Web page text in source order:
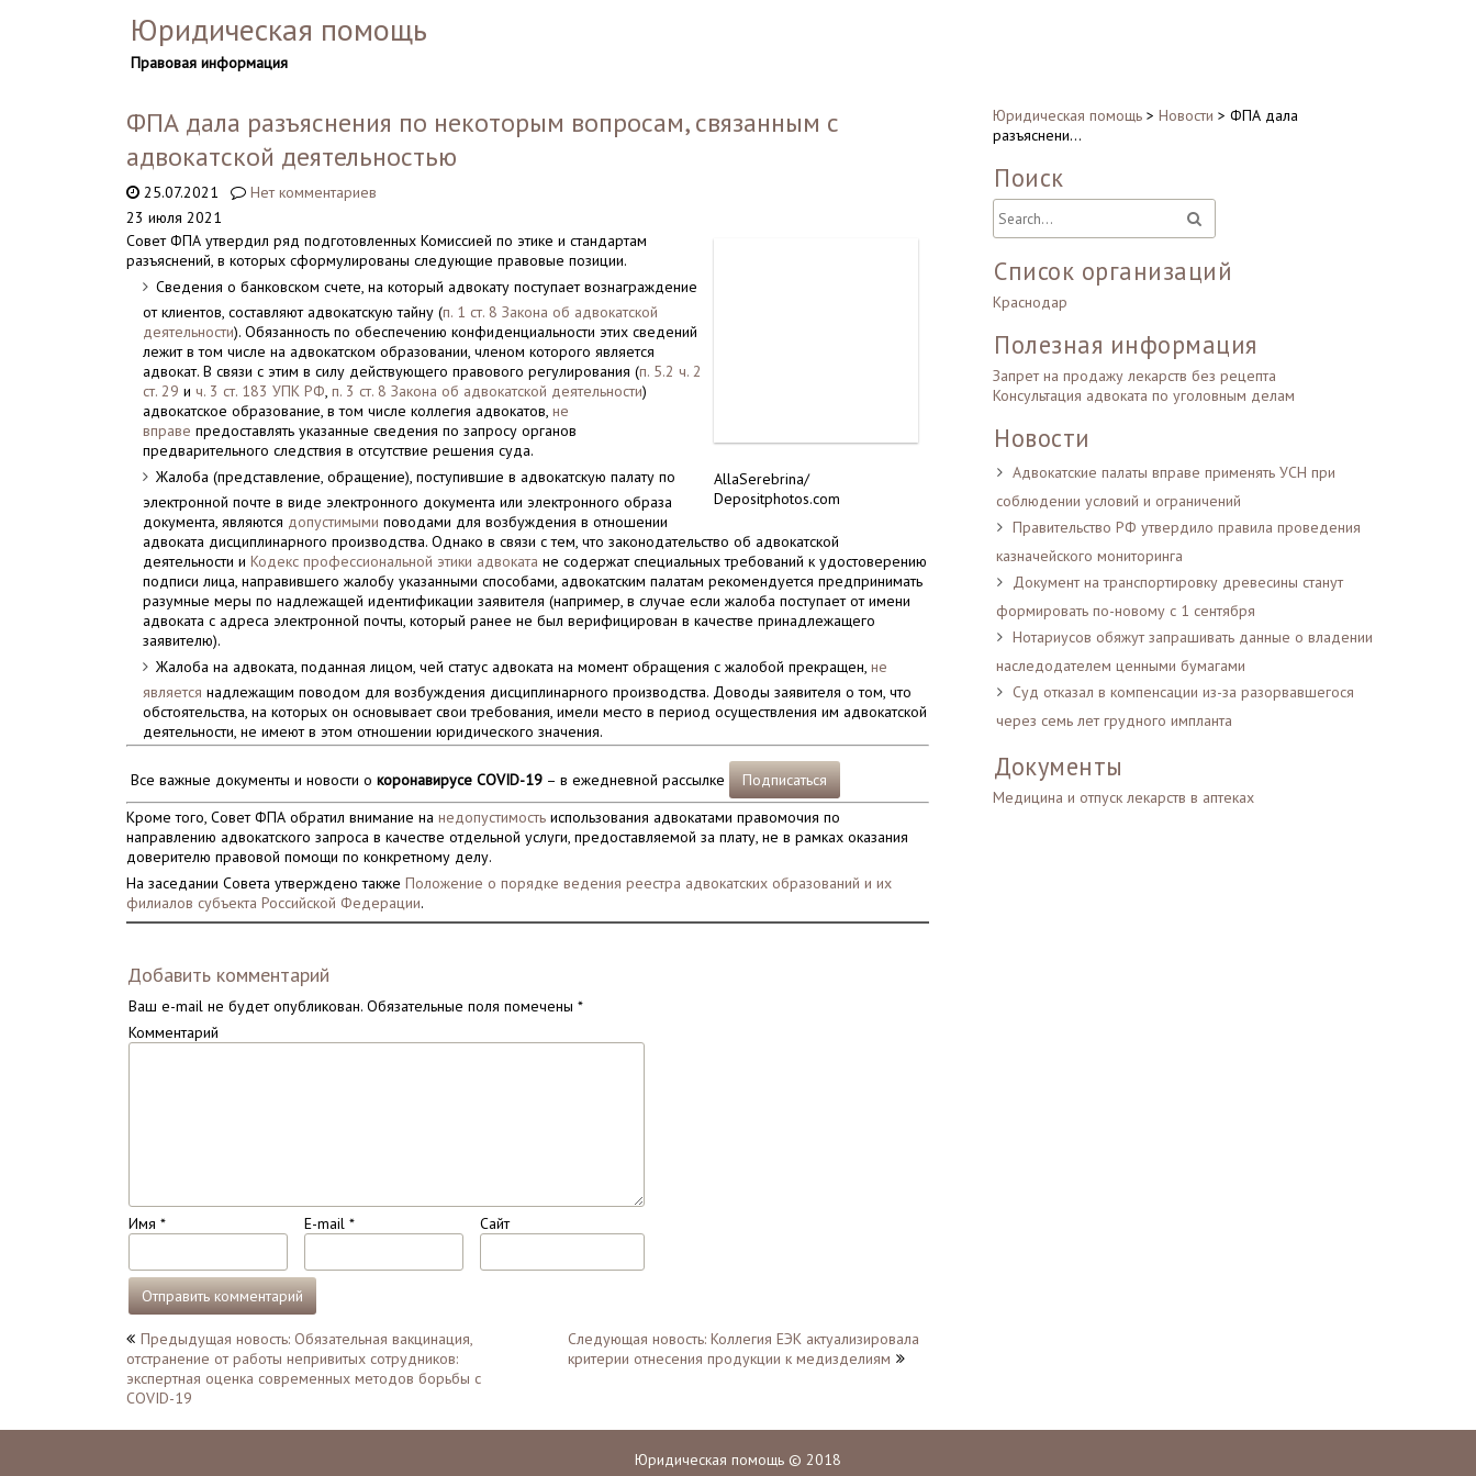
Юридическая помощь
Правовая информация
ФПА дала разъяснения по некоторым вопросам, связанным с
адвокатской деятельностью
25.07.2021
Нет комментариев
23 июля 2021
AllaSerebrina/
Depositphotos.com
Совет ФПА утвердил ряд подготовленных Комиссией по этике и стандартам
разъяснений, в которых сформулированы следующие правовые позиции.
Сведения о банковском счете, на который адвокату поступает вознаграждение
от клиентов, составляют адвокатскую тайну (п. 1 ст. 8 Закона об адвокатской
деятельности). Обязанность по обеспечению конфиденциальности этих сведений
лежит в том числе на адвокатском образовании, членом которого является
адвокат. В связи с этим в силу действующего правового регулирования (п. 5.2 ч. 2
ст. 29 ич. 3 ст. 183 УПК РФ,п. 3 ст. 8 Закона об адвокатской деятельности)
адвокатское образование, в том числе коллегия адвокатов,не
вправе предоставлять указанные сведения по запросу органов
предварительного следствия в отсутствие решения суда.
Жалоба (представление, обращение), поступившие в адвокатскую палату по
электронной почте в виде электронного документа или электронного образа
документа, являются допустимыми поводами для возбуждения в отношении
адвоката дисциплинарного производства. Однако в связи с тем, что законодательство об адвокатской
деятельности иКодекс профессиональной этики адвоката не содержат специальных требований к удостоверению
подписи лица, направившего жалобу указанными способами, адвокатским палатам рекомендуется предпринимать
разумные меры по надлежащей идентификации заявителя (например, в случае если жалоба поступает от имени
адвоката с адреса электронной почты, который ранее не был верифицирован в качестве принадлежащего
заявителю).
Жалоба на адвоката, поданная лицом, чей статус адвоката на момент обращения с жалобой прекращен,не
является надлежащим поводом для возбуждения дисциплинарного производства. Доводы заявителя о том, что
обстоятельства, на которых он основывает свои требования, имели место в период осуществления им адвокатской
деятельности, не имеют в этом отношении юридического значения.
Все важные документы и новости окоронавирусе COVID-19 – в ежедневной рассылке
Подписаться
Кроме того, Совет ФПА обратил внимание нанедопустимость использования адвокатами правомочия по
направлению адвокатского запроса в качестве отдельной услуги, предоставляемой за плату, не в рамках оказания
доверителю правовой помощи по конкретному делу.
На заседании Совета утверждено такжеПоложение о порядке ведения реестра адвокатских образований и их
филиалов субъекта Российской Федерации.
Добавить комментарий
Ваш e-mail не будет опубликован. Обязательные поля помечены*
Комментарий
Имя* E-mail* Сайт
Навигация
по
записям
Предыдущая новость: Обязательная вакцинация,
отстранение от работы непривитых сотрудников:
экспертная оценка современных методов борьбы с
COVID-19
Следующая новость: Коллегия ЕЭК актуализировала
критерии отнесения продукции к медизделиям
Юридическая помощь > Новости > ФПА дала
разъяснени…
Поиск
Список организаций
Краснодар
Полезная информация
Запрет на продажу лекарств без рецепта
Консультация адвоката по уголовным делам
Новости
Адвокатские палаты вправе применять УСН при
соблюдении условий и ограничений
Правительство РФ утвердило правила проведения
казначейского мониторинга
Документ на транспортировку древесины станут
формировать по-новому с 1 сентября
Нотариусов обяжут запрашивать данные о владении
наследодателем ценными бумагами
Суд отказал в компенсации из-за разорвавшегося
через семь лет грудного импланта
Документы
Медицина и отпуск лекарств в аптеках
Юридическая помощь © 2018